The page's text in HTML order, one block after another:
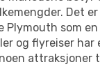
Det
som
og flyreiser har
attraksjoner